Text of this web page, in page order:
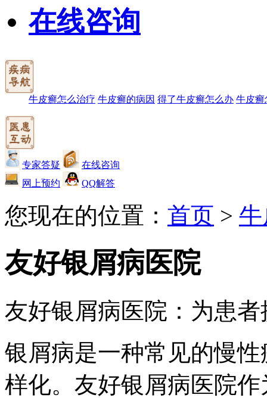
在线咨询
牛皮癣怎么治疗 牛皮癣的病因 得了牛皮癣怎么办 牛皮癣
专家答疑
在线咨询
网上预约
QQ解答
您现在的位置： 首页 >
友好银屑病医院
友好银屑病医院：为患
银屑病是一种常见的慢
样化。友好银屑病医院